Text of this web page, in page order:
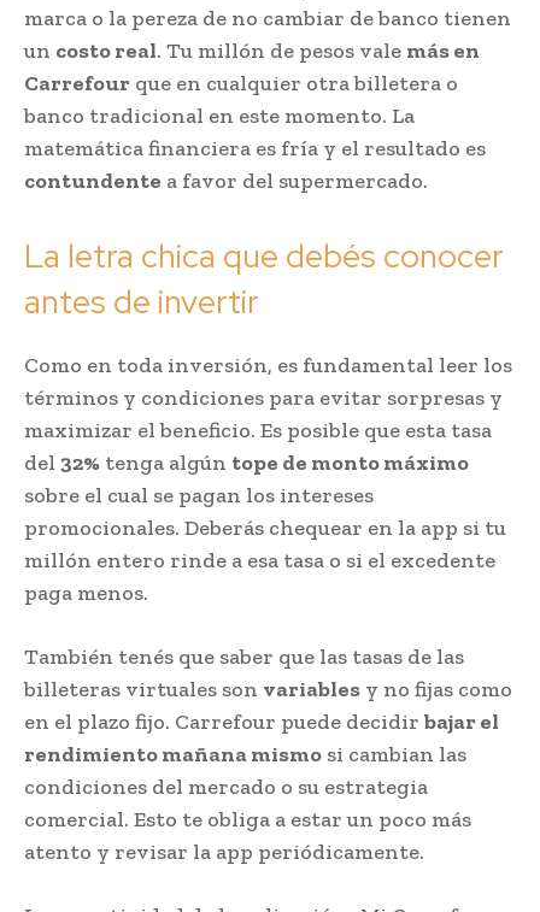
marca o la pereza de no cambiar de banco tienen
un costo real. Tu millón de pesos vale más en
Carrefour que en cualquier otra billetera o
banco tradicional en este momento. La
matemática financiera es fría y el resultado es
contundente a favor del supermercado.
La letra chica que debés conocer
antes de invertir
Como en toda inversión, es fundamental leer los
términos y condiciones para evitar sorpresas y
maximizar el beneficio. Es posible que esta tasa
del 32% tenga algún tope de monto máximo
sobre el cual se pagan los intereses
promocionales. Deberás chequear en la app si tu
millón entero rinde a esa tasa o si el excedente
paga menos.
También tenés que saber que las tasas de las
billeteras virtuales son variables y no fijas como
en el plazo fijo. Carrefour puede decidir bajar el
rendimiento mañana mismo si cambian las
condiciones del mercado o su estrategia
comercial. Esto te obliga a estar un poco más
atento y revisar la app periódicamente.